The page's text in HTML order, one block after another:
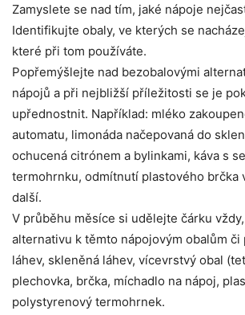
Zamyslete se nad tím, jaké nápoje
Identifikujte obaly, ve kterých se
které při tom používáte.
Popřemýšlejte nad bezobalovými
nápojů a při nejbližší příležitosti se je
upřednostnit. Například: mléko
automatu, limonáda načepovaná do
ochucená citrónem a bylinkami, káva s
termohrnku, odmítnutí plastového brčka
další.
V průběhu měsíce si udělejte čárku
alternativu k těmto nápojovým obalům či
láhev, skleněná láhev, vícevrstvý obal
plechovka, brčka, míchadlo na nápoj,
polystyrenový termohrnek.